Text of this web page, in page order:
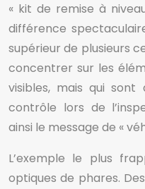
« kit de remise à
différence
supérieur de plusieurs
concentrer sur les
visibles, mais qui sont
contrôle lors de
ainsi le message de «
L’exemple le plus
optiques de phares.